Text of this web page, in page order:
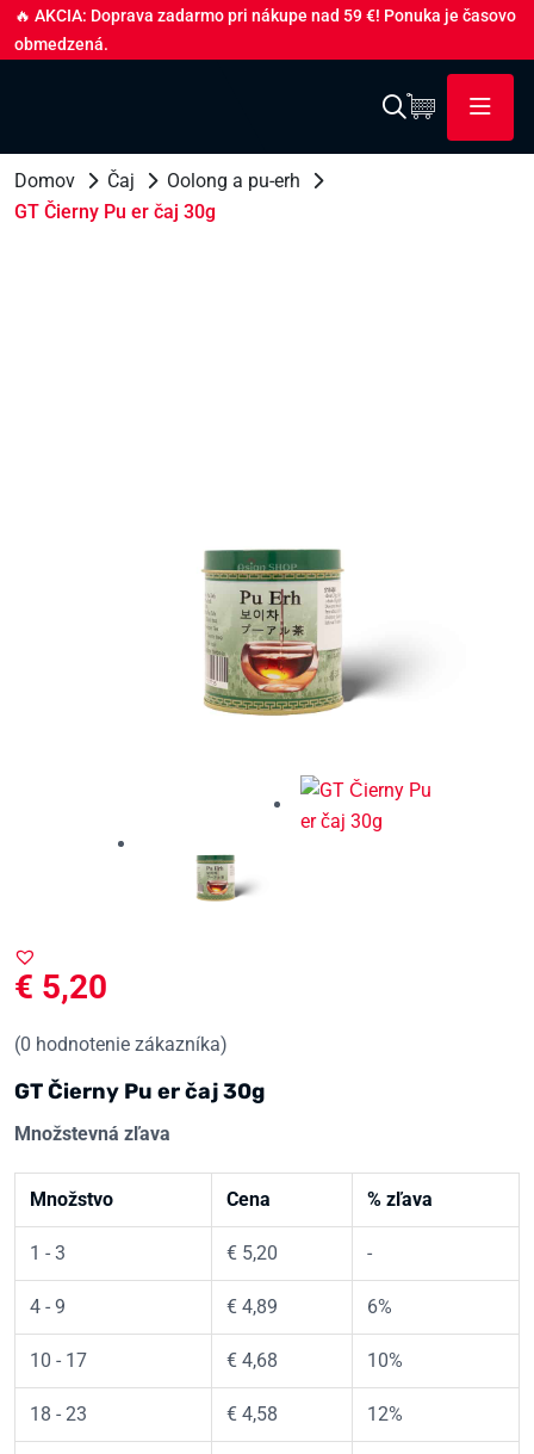
🔥 AKCIA: Doprava zadarmo pri nákupe nad 59 €! Ponuka je časovo
obmedzená.
Domov Čaj
Oolong a pu-erh
GT Čierny Pu er čaj 30g
€ 5,20
(0 hodnotenie zákazníka)
GT Čierny Pu er čaj 30g
Množstevná zľava
Množstvo Cena % zľava
1 - 3 € 5,20 -
4 - 9 € 4,89 6%
10 - 17 € 4,68 10%
18 - 23 € 4,58 12%